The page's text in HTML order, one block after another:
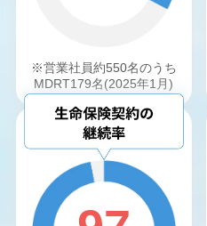
※営業社員約550名のうち
MDRT179名(2025年1月)